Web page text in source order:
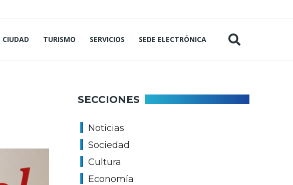
CIUDAD TURISMO SERVICIOS SEDE ELECTRÓNICA
SECCIONES
Noticias
Sociedad
Cultura
Economía